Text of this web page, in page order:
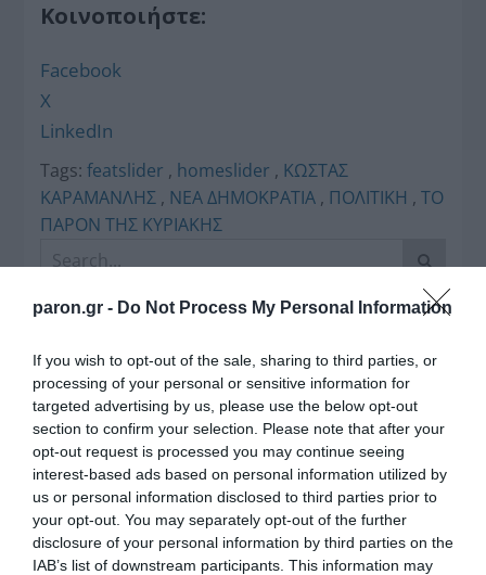
paron.gr - Do Not Process My Personal Information
If you wish to opt-out of the sale, sharing to third parties, or
processing of your personal or sensitive information for
targeted advertising by us, please use the below opt-out
section to confirm your selection. Please note that after your
opt-out request is processed you may continue seeing
interest-based ads based on personal information utilized by
us or personal information disclosed to third parties prior to
your opt-out. You may separately opt-out of the further
disclosure of your personal information by third parties on the
IAB’s list of downstream participants. This information may
Κοινοποιήστε:
Facebook
X
LinkedIn
Tags: featslider , homeslider , ΚΩΣΤΑΣ
ΚΑΡΑΜΑΝΛΗΣ , ΝΕΑ ΔΗΜΟΚΡΑΤΙΑ , ΠΟΛΙΤΙΚΗ ,ΤΟ
ΠΑΡΟΝ ΤΗΣ ΚΥΡΙΑΚΗΣ
Η διαφθορά απειλεί και τη… ζωή μας
Έκπληκτη, η κοινή γνώμη παρακολουθεί τις
τελευταίες μέρες την αποκάλυψη της κο­μπίνας
με τα…